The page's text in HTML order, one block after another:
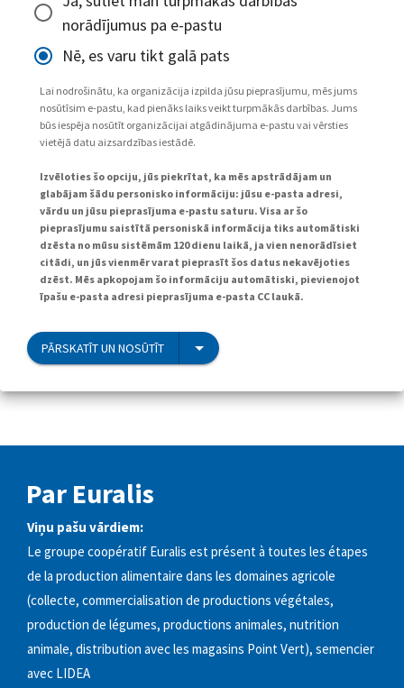
norādījumus pa e-pastu
Nē, es varu tikt galā pats
Lai nodrošinātu, ka organizācija izpilda jūsu pieprasījumu, mēs jums
nosūtīsim e-pastu, kad pienāks laiks veikt turpmākās darbības. Jums
būs iespēja nosūtīt organizācijai atgādinājuma e-pastu vai vērsties
vietējā datu aizsardzības iestādē.
Izvēloties šo opciju, jūs piekrītat, ka mēs apstrādājam un
glabājam šādu personisko informāciju: jūsu e-pasta adresi,
vārdu un jūsu pieprasījuma e-pastu saturu. Visa ar šo
pieprasījumu saistītā personiskā informācija tiks automātiski
dzēsta no mūsu sistēmām 120 dienu laikā, ja vien nenorādīsiet
citādi, un jūs vienmēr varat pieprasīt šos datus nekavējoties
dzēst. Mēs apkopojam šo informāciju automātiski, pievienojot
īpašu e-pasta adresi pieprasījuma e-pasta CC laukā.
PĀRSKATĪT UN NOSŪTĪT
Par Euralis
Viņu pašu vārdiem:
Le groupe coopératif Euralis est présent à toutes les étapes
de la production alimentaire dans les domaines agricole
(collecte, commercialisation de productions végétales,
production de légumes, productions animales, nutrition
animale, distribution avec les magasins Point Vert), semencier
avec LIDEA